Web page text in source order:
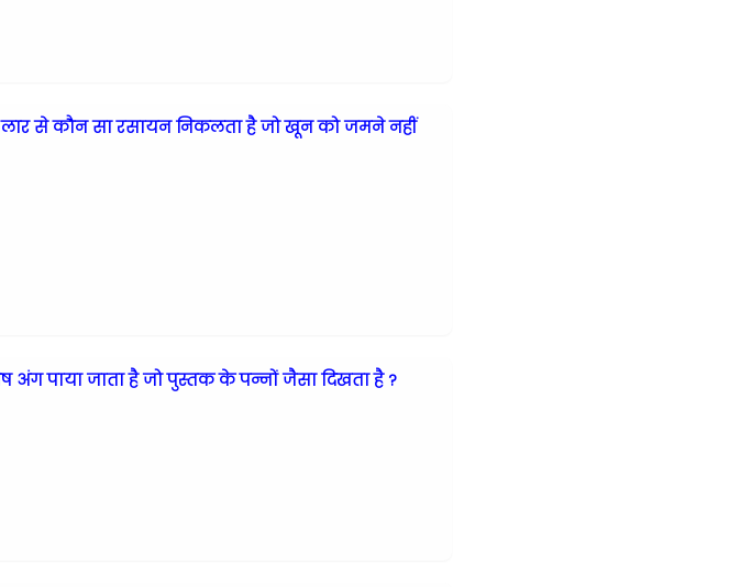
से कौन सा रसायन निकलता है जो खून को जमने नहीं
अंग पाया जाता है जो पुस्तक के पन्नों जैसा दिखता है ?